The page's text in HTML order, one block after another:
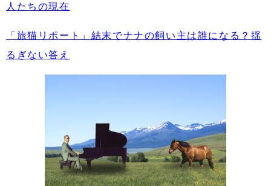
人たちの現在
「旅猫リポート」結末でナナの飼い主は誰になる？揺
るぎない答え